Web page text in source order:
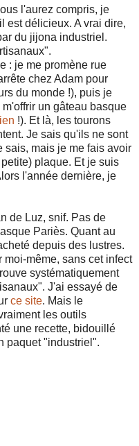
l'aurez compris, je
est délicieux. A vrai dire,
du jijona industriel.
: je me promène rue
chez Adam pour
du monde !), puis je
un gâteau basque
!). Et là, les tourons
Je sais qu'ils ne sont
sais, mais je me fais avoir
plaque. Et je suis
l'année dernière, je
de Luz, snif. Pas de
Pariès. Quant au
depuis des lustres.
même, sans cet infect
systématiquement
J'ai essayé de
ce site. Mais le
les outils
une recette, bidouillé
paquet "industriel".